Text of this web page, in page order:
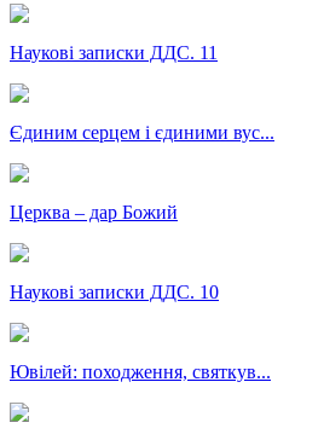
Наукові записки ДДС. 11
Єдиним серцем і єдиними вус...
Церква – дар Божий
Наукові записки ДДС. 10
Ювілей: походження, святкув...